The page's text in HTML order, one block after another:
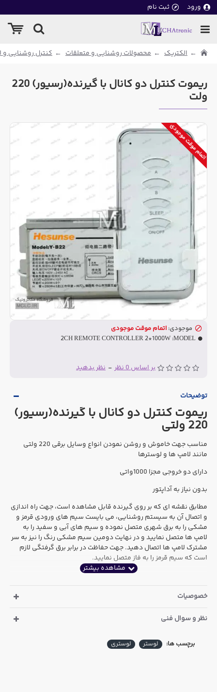
ورود ثبت نام
الکتریک محصولات روشنایی و متعلقات کنترل روشنایی و
ریموت کنترل دو کانال با گیرنده(رسیور) 220
ولت
اتمام موقت موجودی
بر اساس 0 نظر - نظر بدهید
موجودی: اتمام موقت موجودی
MODEL:
2CH REMOTE CONTROLLER 2*1000W
توضیحات
ریموت کنترل دو کانال با گیرنده(رسیور)
220 ولتی
مناسب جهت خاموش و روشن نمودن انواع وسایل برقی 220 ولتی
مانند لامپ ها و لوسترها
دارای دو خروجی مجزا 1000واتی
بدون نیاز به آداپتور
مطابق نقشه ای که بر روی گیرنده قابل مشاهده است، جهت راه اندازی
و اتصال آن به سیستم روشنایی، می بایست سیم های ورودی قرمز و
مشکی را به برق شهری متصل نموده و سیم های آبی و سفید را به
لامپ ها متصل نمایید و در نهایت دومین سیم مشکی رنگ را نیز به سر
مشترک لامپ ها اتصال دهید. جهت حفاظت در برابر برق گرفتگی لازم
است که سیم قرمز را به فاز متصل نمایید.
خصوصیات
نظر و سوال فنی
برچسب ها: لوستر لوستری